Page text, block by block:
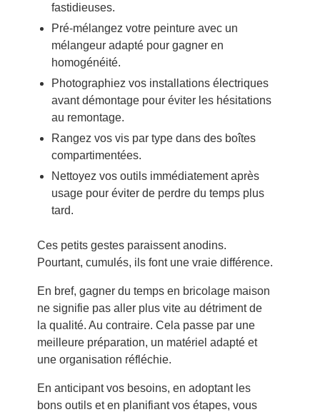
fastidieuses.
Pré-mélangez votre peinture avec un
mélangeur adapté pour gagner en
homogénéité.
Photographiez vos installations électriques
avant démontage pour éviter les hésitations
au remontage.
Rangez vos vis par type dans des boîtes
compartimentées.
Nettoyez vos outils immédiatement après
usage pour éviter de perdre du temps plus
tard.
Ces petits gestes paraissent anodins.
Pourtant, cumulés, ils font une vraie différence.
En bref, gagner du temps en bricolage maison
ne signifie pas aller plus vite au détriment de
la qualité. Au contraire. Cela passe par une
meilleure préparation, un matériel adapté et
une organisation réfléchie.
En anticipant vos besoins, en adoptant les
bons outils et en planifiant vos étapes, vous